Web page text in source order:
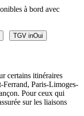
à bord avec
TGV inOui
certains itinéraires
Paris-Limoges-
Pour ceux qui
sur les liaisons